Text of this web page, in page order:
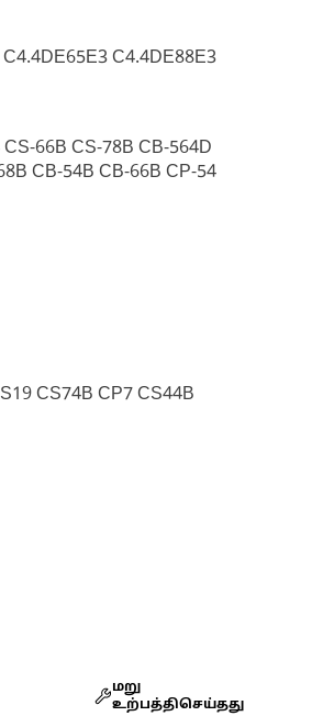
C4.4DE88E3
66B CS-78B CB-564D
CB-54B CB-66B CP-54
CS74B CP7 CS44B
மறு
உற்பத்திசெய்தது